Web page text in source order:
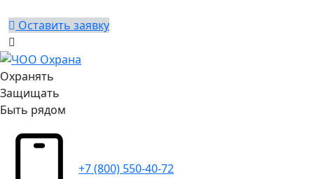
Оставить заявку
Охранять
Защищать
Быть рядом
+7 (800) 550-40-72